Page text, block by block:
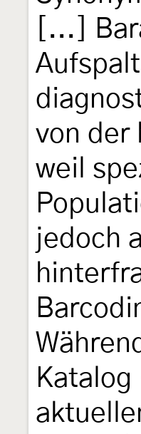
[...]
von der
weil
jedoch